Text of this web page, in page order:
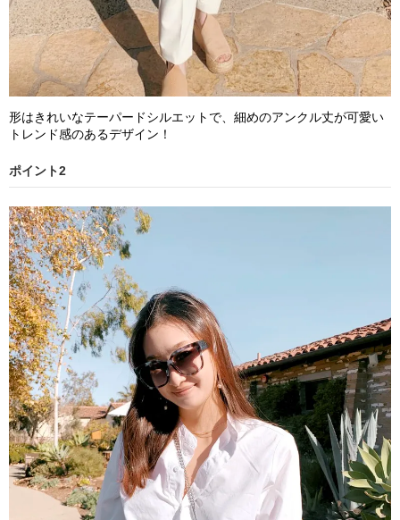
形はきれいなテーパードシルエットで、細めのアンクル丈が可愛い
トレンド感のあるデザイン！
ポイント2